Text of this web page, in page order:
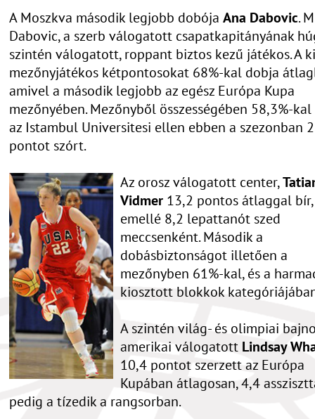
A Moszkva második legjobb dobója Ana Dabovic.
Dabovic, a szerb válogatott csapatkapitányának
szintén válogatott, roppant biztos kezű játékos. A
mezőnyjátékos kétpontosokat 68%-kal dobja
amivel a második legjobb az egész Európa Kupa
mezőnyében. Mezőnyből összességében 58,3%-kal
az Istambul Universitesi ellen ebben a szezonban
pontot szórt.
Az orosz válogatott center,
Vidmer 13,2 pontos átlaggal bír,
emellé 8,2 lepattanót szed
meccsenként. Második a
dobásbiztonságot illetően a
mezőnyben 61%-kal, és a
kiosztott blokkok
A szintén világ- és olimpiai
amerikai válogatott Lindsay
10,4 pontot szerzett az Európa
Kupában átlagosan, 4,4
pedig a tízedik a rangsorban.